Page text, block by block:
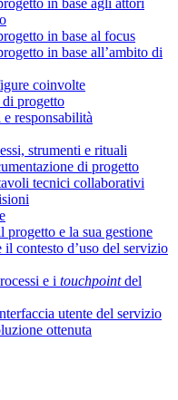
in base agli attori
in base al focus
in base all’ambito di
coinvolte
progetto
responsabilità
strumenti e rituali
di progetto
tecnici collaborativi
progetto e la sua gestione
contesto d’uso del servizio
e i touchpointdel
utente del servizio
ottenuta